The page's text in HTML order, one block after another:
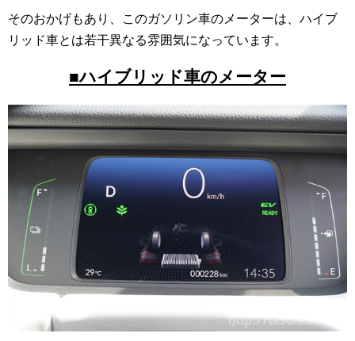
そのおかげもあり、このガソリン車のメーターは、ハイブ
リッド車とは若干異なる雰囲気になっています。
■ハイブリッド車のメーター